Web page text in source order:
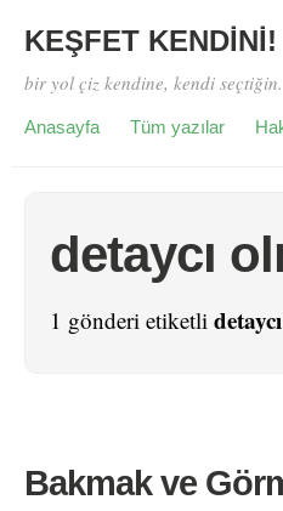
KEŞFET KENDİNİ!
bir yol çiz kendine, kendi seçtiğin.
Anasayfa Tüm yazılar
detaycı
1 gönderi etiketli
Bakmak ve